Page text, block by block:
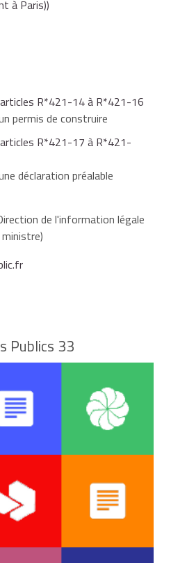
logement est bien
quoi le raccordement
à Paris))
articles R*421-14 à R*421-16
permis de construire
articles R*421-17 à R*421-
déclaration préalable
de l'information légale
Publics 33